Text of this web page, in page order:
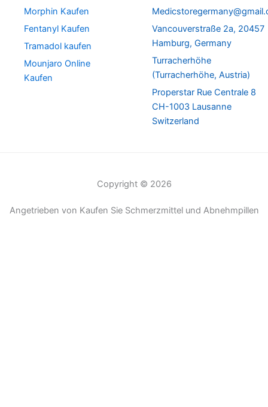
Morphin Kaufen
Fentanyl Kaufen
Tramadol kaufen
Mounjaro Online
Kaufen
Vancouverstraße 2a, 20457
Hamburg, Germany
Turracherhöhe
(Turracherhöhe, Austria)
Properstar Rue Centrale 8
CH-1003 Lausanne
Switzerland
Copyright © 2026
Angetrieben von Kaufen Sie Schmerzmittel und Abnehmpillen